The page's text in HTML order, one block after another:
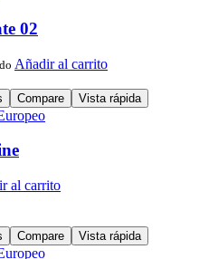
02
Añadir al carrito
Compare Vista rápida
al carrito
Compare Vista rápida